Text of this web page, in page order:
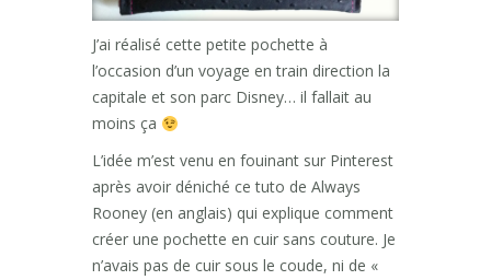
J’ai réalisé cette petite pochette à
l’occasion d’un voyage en train direction la
capitale et son parc Disney… il fallait au
moins ça
L’idée m’est venu en fouinant sur Pinterest
après avoir déniché ce tuto de Always
Rooney (en anglais) qui explique comment
créer une pochette en cuir sans couture. Je
n’avais pas de cuir sous le coude, ni de «